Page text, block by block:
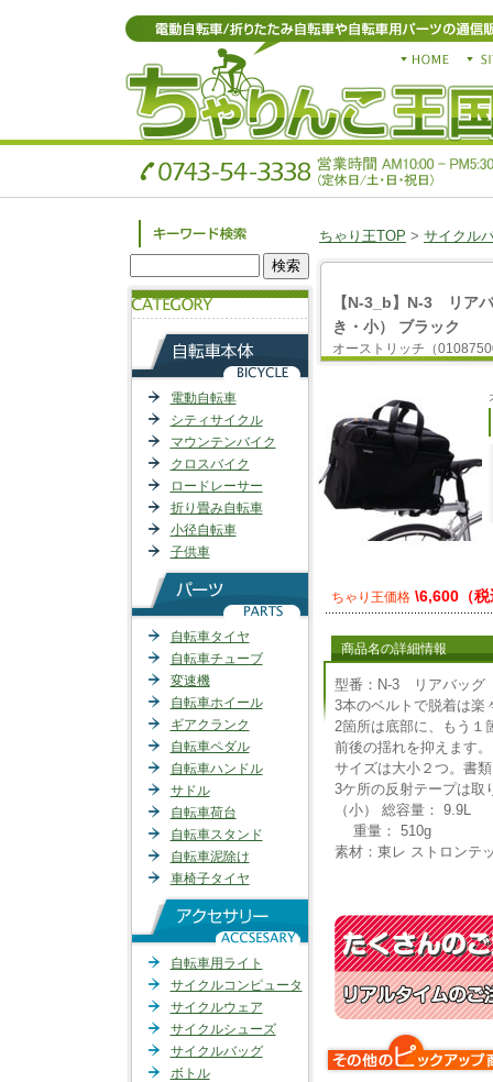
電動自転車
シティサイクル
マウンテンバイク
クロスバイク
ロードレーサー
折り畳み自転車
小径自転車
子供車
自転車タイヤ
自転車チューブ
変速機
自転車ホイール
ギアクランク
自転車ペダル
自転車ハンドル
サドル
自転車荷台
自転車スタンド
自転車泥除け
車椅子タイヤ
自転車用ライト
サイクルコンピュータ
サイクルウェア
サイクルシューズ
サイクルバッグ
ボトル
ちゃり王TOP > サイクル
【N-3_b】N-3 リア
き・小） ブラック
オーストリッチ（
ちゃり王価格 \6,600（税
商品名の詳細情報
型番：N-3 リアバッグ
3本のベルトで脱着は楽
2箇所は底部に、もう１
前後の揺れを抑えます。
サイズは大小２つ。書
3ケ所の反射テープは取
（小） 総容量： 9.9L
重量： 510g
素材：東レ ストロンテ